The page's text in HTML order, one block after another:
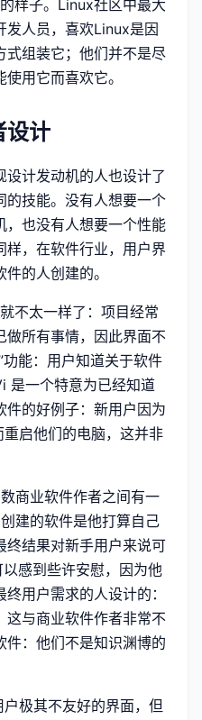
样子。Linux社区中最大
发人员，喜欢Linux是因
式组装它；他们并不是尽
用它而喜欢它。
设计
计发动机的人也设计了
的技能。没有人想要一个
，也没有人想要一个性能
样，在软件行业，用户界
的人创建的。
不太一样了：项目经常
做所有事情，因此界面不
能：用户知道关于软件
是一个特意为已经知道
件的好例子：新用户因为
启他们的电脑，这并非
商业软件作者之间有一
建的软件是他打算自己
终结果对新手用户来说可
感到些许安慰，因为他
用户需求的人设计的：
这与商业软件作者非常不
件：他们不是知识渊博的
极其不友好的界面，但